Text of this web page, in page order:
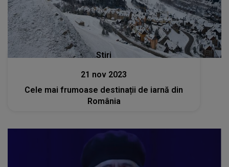
Stiri
21 nov 2023
Cele mai frumoase destinații de iarnă din
România